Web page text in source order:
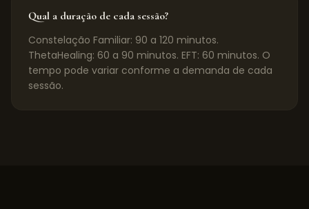
Qual a duração de cada sessão?
Constelação Familiar: 90 a 120 minutos.
ThetaHealing: 60 a 90 minutos. EFT: 60 minutos. O
tempo pode variar conforme a demanda de cada
sessão.